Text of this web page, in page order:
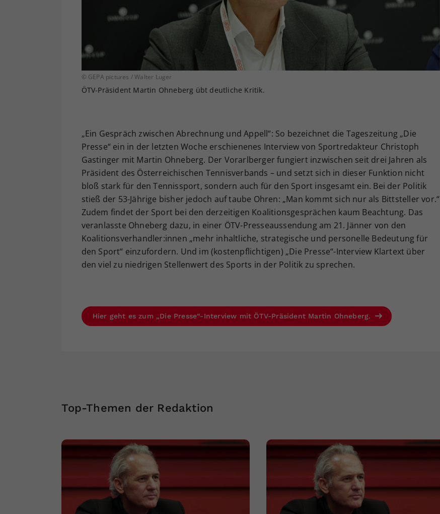
© GEPA pictures / Walter Luger
ÖTV-Präsident Martin Ohneberg übt deutliche Kritik.
„Ein Gespräch zwischen Abrechnung und Appell“: So bezeichnet die Tageszeitung „Die
Presse“ ein in der letzten Woche erschienenes Interview von Sportredakteur Christoph
Gastinger mit Martin Ohneberg. Der Vorarlberger fungiert inzwischen seit drei Jahren als
Präsident des Österreichischen Tennisverbands – und setzt sich in dieser Funktion nicht
bloß stark für den Tennissport, sondern auch für den Sport insgesamt ein. Bei der Politik
stieß der 53-Jährige bisher jedoch auf taube Ohren: „Man kommt sich nur als Bittsteller vor.“
Zudem findet der Sport bei den derzeitigen Koalitionsgesprächen kaum Beachtung. Das
veranlasste Ohneberg dazu, in einer ÖTV-Presseaussendung am 21. Jänner von den
Koalitionsverhandler:innen „mehr inhaltliche, strategische und personelle Bedeutung für
den Sport“ einzufordern. Und im (kostenpflichtigen) „Die Presse“-Interview Klartext über
den viel zu niedrigen Stellenwert des Sports in der Politik zu sprechen.
Hier geht es zum „Die Presse“-Interview mit ÖTV-Präsident Martin Ohneberg.
Top-Themen der Redaktion
Ihrer vorgenommen Einstellungen, falls der
Webseiten-Betreiber dies eingestellt hat.